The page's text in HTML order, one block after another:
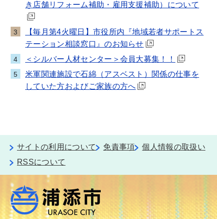
き店舗リフォーム補助・雇用支援補助）について
3
【毎月第4火曜日】市役所内『地域若者サポートス
テーション相談窓口』のお知らせ
4 ＜シルバー人材センター＞会員大募集！！
5
米軍関連施設で石綿（アスベスト）関係の仕事を
していた方およびご家族の方へ
サイトの利用について 免責事項
個人情報の取扱い
RSSについて